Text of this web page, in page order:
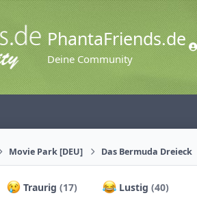
PhantaFriends.de
Deine Community
Movie Park [DEU] Das Bermuda Dreieck
Traurig(17) Lustig (40)